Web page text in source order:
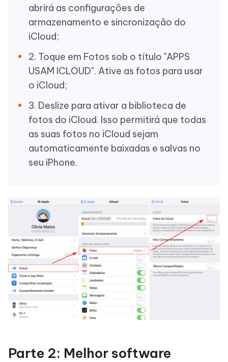
abrirá as configurações de
armazenamento e sincronização do
iCloud;
2. Toque em Fotos sob o título "APPS
USAM ICLOUD". Ative as fotos para usar
o iCloud;
3. Deslize para ativar a biblioteca de
fotos do iCloud. Isso permitirá que todas
as suas fotos no iCloud sejam
automaticamente baixadas e salvas no
seu iPhone.
Parte 2: Melhor software